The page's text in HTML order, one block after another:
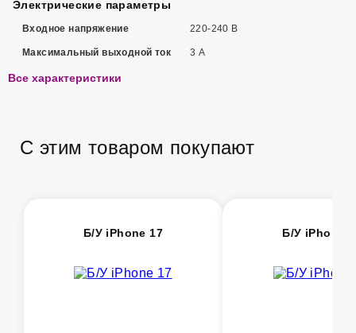
Электрические параметры
Входное напряжение 220-240 В
Максимальный выходной ток 3 А
Все характеристики
С этим товаром покупают
Б/У iPhone 17 Б/У iPhone